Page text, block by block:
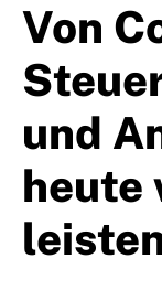
Von
und
heute